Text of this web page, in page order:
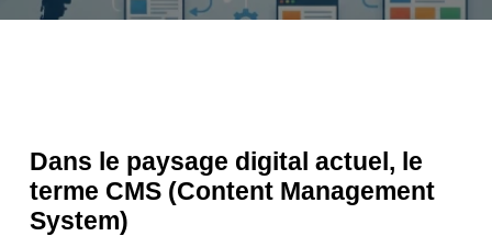
Dans le paysage digital actuel, le
terme CMS (Content Management
System)